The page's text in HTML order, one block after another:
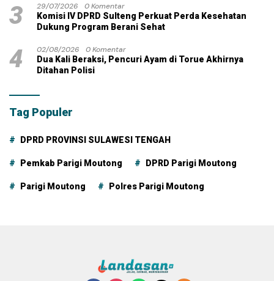
3 29/07/2026
0 Komentar
Komisi IV DPRD Sulteng Perkuat Perda Kesehatan
Dukung Program Berani Sehat
4 02/08/2026
0 Komentar
Dua Kali Beraksi, Pencuri Ayam di Torue Akhirnya
Ditahan Polisi
Tag Populer
DPRD PROVINSI SULAWESI TENGAH
Pemkab Parigi Moutong DPRD Parigi Moutong
Parigi Moutong Polres Parigi Moutong